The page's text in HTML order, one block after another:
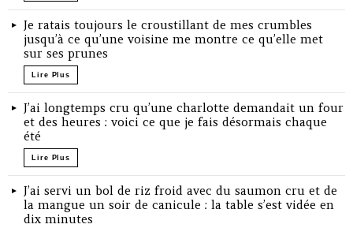
Je ratais toujours le croustillant de mes crumbles
jusqu’à ce qu’une voisine me montre ce qu’elle met
sur ses prunes
Lire Plus
J’ai longtemps cru qu’une charlotte demandait un four
et des heures : voici ce que je fais désormais chaque
été
Lire Plus
J’ai servi un bol de riz froid avec du saumon cru et de
la mangue un soir de canicule : la table s’est vidée en
dix minutes